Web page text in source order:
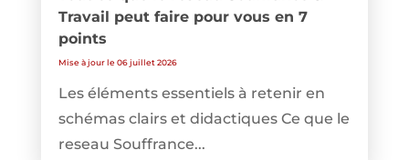
Travail peut faire pour vous en 7
points
Mise à jour le 06 juillet 2026
Les éléments essentiels à retenir en
schémas clairs et didactiques Ce que le
reseau Souffrance...